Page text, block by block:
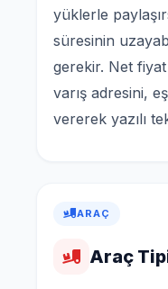
yüklerle
süresinin
gerekir. Net fiyat
varış adresini,
vererek yazılı
ARAÇ
Araç